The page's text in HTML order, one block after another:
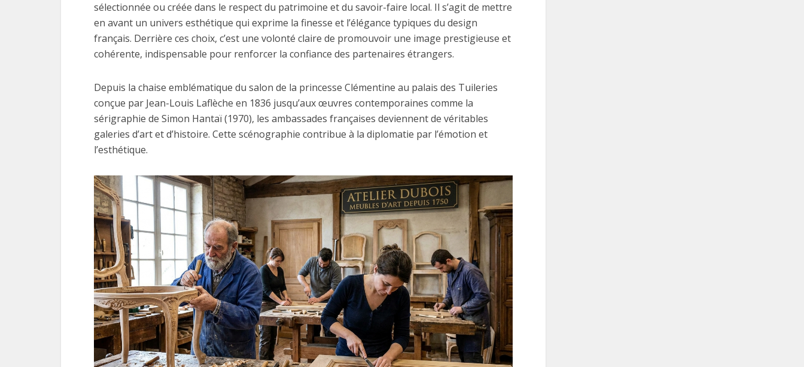
sélectionnée ou créée dans le respect du patrimoine et du savoir-faire local. Il s’agit de mettre
en avant un univers esthétique qui exprime la finesse et l’élégance typiques du design
français. Derrière ces choix, c’est une volonté claire de promouvoir une image prestigieuse et
cohérente, indispensable pour renforcer la confiance des partenaires étrangers.
Depuis la chaise emblématique du salon de la princesse Clémentine au palais des Tuileries
conçue par Jean-Louis Laflèche en 1836 jusqu’aux œuvres contemporaines comme la
sérigraphie de Simon Hantaï (1970), les ambassades françaises deviennent de véritables
galeries d’art et d’histoire. Cette scénographie contribue à la diplomatie par l’émotion et
l’esthétique.